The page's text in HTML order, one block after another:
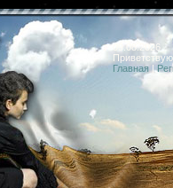
09.08.2026
Главная |